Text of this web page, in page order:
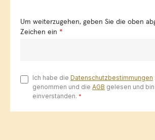
Um weiterzugehen, geben Sie die oben
Zeichen ein *
Ich habe die Datenschutzbestimmungen
genommen und die AGB gelesen und
einverstanden. *